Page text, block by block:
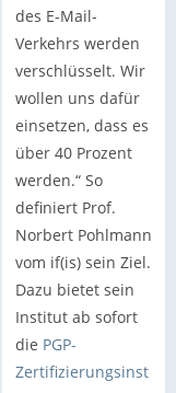
des E-Mail-
Verkehrs werden
verschlüsselt. Wir
wollen uns dafür
einsetzen, dass es
über 40 Prozent
werden.“ So
definiert Prof.
Norbert Pohlmann
vom if(is) sein Ziel.
Dazu bietet sein
Institut ab sofort
die PGP-
Zertifizierungsinst